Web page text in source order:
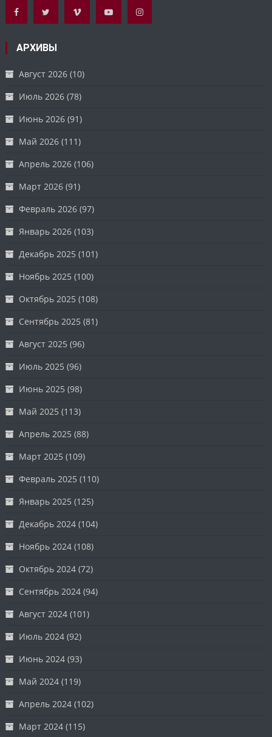
АРХИВЫ
Август 2026 (10)
Июль 2026 (78)
Июнь 2026 (91)
Май 2026 (111)
Апрель 2026 (106)
Март 2026 (91)
Февраль 2026 (97)
Январь 2026 (103)
Декабрь 2025 (101)
Ноябрь 2025 (100)
Октябрь 2025 (108)
Сентябрь 2025 (81)
Август 2025 (96)
Июль 2025 (96)
Июнь 2025 (98)
Май 2025 (113)
Апрель 2025 (88)
Март 2025 (109)
Февраль 2025 (110)
Январь 2025 (125)
Декабрь 2024 (104)
Ноябрь 2024 (108)
Октябрь 2024 (72)
Сентябрь 2024 (94)
Август 2024 (101)
Июль 2024 (92)
Июнь 2024 (93)
Май 2024 (119)
Апрель 2024 (102)
Март 2024 (115)